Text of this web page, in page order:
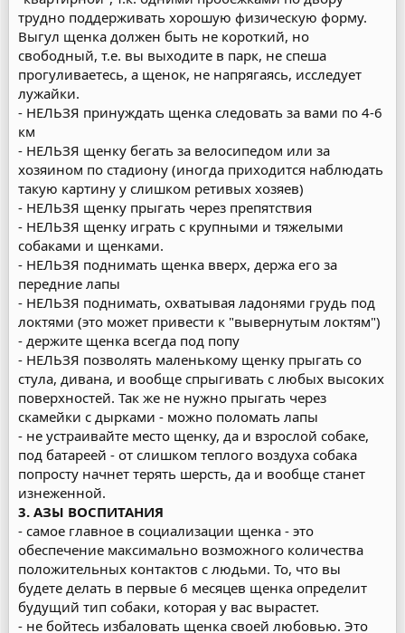
трудно поддерживать хорошую физическую форму.
Выгул щенка должен быть не короткий, но
свободный, т.е. вы выходите в парк, не спеша
прогуливаетесь, а щенок, не напрягаясь, исследует
лужайки.
- НЕЛЬЗЯ принуждать щенка следовать за вами по 4-6
км
- НЕЛЬЗЯ щенку бегать за велосипедом или за
хозяином по стадиону (иногда приходится наблюдать
такую картину у слишком ретивых хозяев)
- НЕЛЬЗЯ щенку прыгать через препятствия
- НЕЛЬЗЯ щенку играть с крупными и тяжелыми
собаками и щенками.
- НЕЛЬЗЯ поднимать щенка вверх, держа его за
передние лапы
- НЕЛЬЗЯ поднимать, охватывая ладонями грудь под
локтями (это может привести к "вывернутым локтям")
- держите щенка всегда под попу
- НЕЛЬЗЯ позволять маленькому щенку прыгать со
стула, дивана, и вообще спрыгивать с любых высоких
поверхностей. Так же не нужно прыгать через
скамейки с дырками - можно поломать лапы
- не устраивайте место щенку, да и взрослой собаке,
под батареей - от слишком теплого воздуха собака
попросту начнет терять шерсть, да и вообще станет
изнеженной.
3. АЗЫ ВОСПИТАНИЯ
- самое главное в социализации щенка - это
обеспечение максимально возможного количества
положительных контактов с людьми. То, что вы
будете делать в первые 6 месяцев щенка определит
будущий тип собаки, которая у вас вырастет.
- не бойтесь избаловать щенка своей любовью. Это